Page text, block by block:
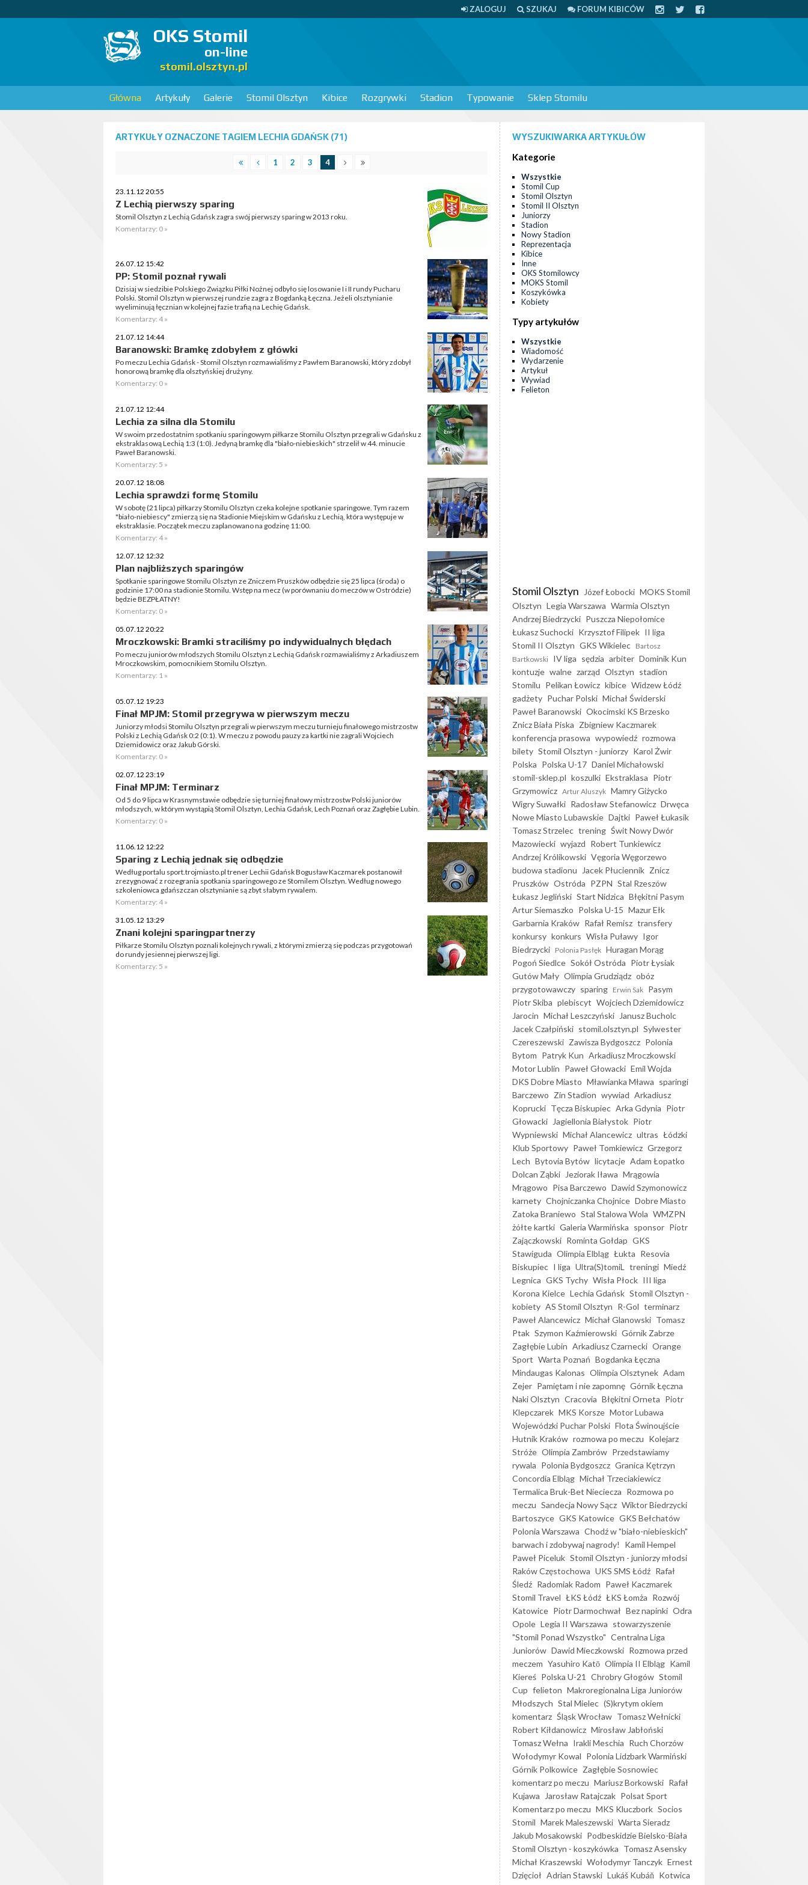
ZALOGUJ SZUKAJ FORUM KIBICÓW
OKS Stomil
on-line
stomil.olsztyn.pl
Główna Artykuły Galerie Stomil Olsztyn Kibice Rozgrywki Stadion Typowanie Sklep Stomilu
ARTYKUŁY OZNACZONE TAGIEM LECHIA GDAŃSK (71)
1 2 3 4
23.11.12 20:55
Z Lechią pierwszy sparing
Stomil Olsztyn z Lechią Gdańsk zagra swój pierwszy sparing w 2013 roku.
Komentarzy: 0 »
26.07.12 15:42
PP: Stomil poznał rywali
Dzisiaj w siedzibie Polskiego Związku Piłki Nożnej odbyło się losowanie I i II rundy Pucharu
Polski. Stomil Olsztyn w pierwszej rundzie zagra z Bogdanką Łęczna. Jeżeli olsztynianie
wyeliminują łęcznian w kolejnej fazie trafią na Lechię Gdańsk.
Komentarzy: 4 »
21.07.12 14:44
Baranowski: Bramkę zdobyłem z główki
Po meczu Lechia Gdańsk - Stomil Olsztyn rozmawialiśmy z Pawłem Baranowski, który zdobył
honorową bramkę dla olsztyńskiej drużyny.
Komentarzy: 0 »
21.07.12 12:44
Lechia za silna dla Stomilu
W swoim przedostatnim spotkaniu sparingowym piłkarze Stomilu Olsztyn przegrali w Gdańsku z
ekstraklasową Lechią 1:3 (1:0). Jedyną bramkę dla "biało-niebieskich" strzelił w 44. minucie
Paweł Baranowski.
Komentarzy: 5 »
20.07.12 18:08
Lechia sprawdzi formę Stomilu
W sobotę (21 lipca) piłkarzy Stomilu Olsztyn czeka kolejne spotkanie sparingowe. Tym razem
"biało-niebiescy" zmierzą się na Stadionie Miejskim w Gdańsku z Lechią, która występuje w
ekstraklasie. Początek meczu zaplanowano na godzinę 11:00.
Komentarzy: 4 »
12.07.12 12:32
Plan najbliższych sparingów
Spotkanie sparingowe Stomilu Olsztyn ze Zniczem Pruszków odbędzie się 25 lipca (środa) o
godzinie 17:00 na stadionie Stomilu. Wstęp na mecz (w porównaniu do meczów w Ostródzie)
będzie BEZPŁATNY!
Komentarzy: 0 »
05.07.12 20:22
Mroczkowski: Bramki straciliśmy po indywidualnych błędach
Po meczu juniorów młodszych Stomilu Olsztyn z Lechią Gdańsk rozmawialiśmy z Arkadiuszem
Mroczkowskim, pomocnikiem Stomilu Olsztyn.
Komentarzy: 1 »
05.07.12 19:23
Finał MPJM: Stomil przegrywa w pierwszym meczu
Juniorzy młodsi Stomilu Olsztyn przegrali w pierwszym meczu turnieju finałowego mistrzostw
Polski z Lechią Gdańsk 0:2 (0:1). W meczu z powodu pauzy za kartki nie zagrali Wojciech
Dziemidowicz oraz Jakub Górski.
Komentarzy: 0 »
02.07.12 23:19
Finał MPJM: Terminarz
Od 5 do 9 lipca w Krasnymstawie odbędzie się turniej finałowy mistrzostw Polski juniorów
młodszych, w którym wystąpią Stomil Olsztyn, Lechia Gdańsk, Lech Poznań oraz Zagłębie Lubin.
Komentarzy: 0 »
11.06.12 12:22
Sparing z Lechią jednak się odbędzie
Według portalu sport.trojmiasto.pl trener Lechii Gdańsk Bogusław Kaczmarek postanowił
zrezygnować z rozegrania spotkania sparingowego ze Stomilem Olsztyn. Według nowego
szkoleniowca gdańszczan olsztynianie są zbyt słabym rywalem.
Komentarzy: 4 »
31.05.12 13:29
Znani kolejni sparingpartnerzy
Piłkarze Stomilu Olsztyn poznali kolejnych rywali, z którymi zmierzą się podczas przygotowań
do rundy jesiennej pierwszej ligi.
Komentarzy: 5 »
WYSZUKIWARKA ARTYKUŁÓW
Kategorie
Wszystkie
Stomil Cup
Stomil Olsztyn
Stomil II Olsztyn
Juniorzy
Stadion
Nowy Stadion
Reprezentacja
Kibice
Inne
OKS Stomilowcy
MOKS Stomil
Koszykówka
Kobiety
Typy artykułów
Wszystkie
Wiadomość
Wydarzenie
Artykuł
Wywiad
Felieton
Stomil Olsztyn Józef Łobocki MOKS Stomil
Olsztyn Legia Warszawa Warmia Olsztyn
Andrzej Biedrzycki Puszcza Niepołomice
Łukasz Suchocki Krzysztof Filipek II liga
Stomil II Olsztyn GKS Wikielec Bartosz
Bartkowski IV liga sędzia arbiter Dominik Kun
kontuzje walne zarząd Olsztyn stadion
Stomilu Pelikan Łowicz kibice Widzew Łódź
gadżety Puchar Polski Michał Świderski
Paweł Baranowski Okocimski KS Brzesko
Znicz Biała Piska Zbigniew Kaczmarek
konferencja prasowa wypowiedź rozmowa
bilety Stomil Olsztyn - juniorzy Karol Żwir
Polska Polska U-17 Daniel Michałowski
stomil-sklep.pl koszulki Ekstraklasa Piotr
Grzymowicz Artur Aluszyk Mamry Giżycko
Wigry Suwałki Radosław Stefanowicz Drwęca
Nowe Miasto Lubawskie Dajtki Paweł Łukasik
Tomasz Strzelec trening Świt Nowy Dwór
Mazowiecki wyjazd Robert Tunkiewicz
Andrzej Królikowski Vęgoria Węgorzewo
budowa stadionu
Jacek Płuciennik Znicz
Pruszków Ostróda PZPN Stal Rzeszów
Łukasz Jegliński Start Nidzica Błękitni Pasym
Artur Siemaszko Polska U-15 Mazur Ełk
Garbarnia Kraków Rafał Remisz transfery
konkursy konkurs Wisła Puławy Igor
Biedrzycki Polonia Pasłęk Huragan Morąg
Pogoń Siedlce Sokół Ostróda Piotr Łysiak
Gutów Mały Olimpia Grudziądz obóz
przygotowawczy sparing Erwin Sak Pasym
Piotr Skiba plebiscyt Wojciech Dziemidowicz
Jarocin Michał Leszczyński
Janusz Bucholc
Jacek Czałpiński stomil.olsztyn.pl Sylwester
Czereszewski Zawisza Bydgoszcz Polonia
Bytom Patryk Kun Arkadiusz Mroczkowski
Motor Lublin Paweł Głowacki Emil Wojda
DKS Dobre Miasto Mławianka Mława sparingi
Barczewo Zin Stadion wywiad Arkadiusz
Koprucki Tęcza Biskupiec Arka Gdynia Piotr
Głowacki
Jagiellonia Białystok Piotr
Wypniewski Michał Alancewicz ultras Łódzki
Klub Sportowy Paweł Tomkiewicz Grzegorz
Lech Bytovia Bytów licytacje Adam Łopatko
Dolcan Ząbki
Jeziorak Iława Mrągowia
Mrągowo Pisa Barczewo Dawid Szymonowicz
karnety Chojniczanka Chojnice Dobre Miasto
Zatoka Braniewo Stal Stalowa Wola WMZPN
żółte kartki Galeria Warmińska sponsor Piotr
Zajączkowski Rominta Gołdap GKS
Stawiguda Olimpia Elbląg Łukta Resovia
Biskupiec I liga Ultra(S)tomiL treningi Miedź
Legnica GKS Tychy Wisła Płock III liga
Korona Kielce Lechia Gdańsk Stomil Olsztyn -
kobiety AS Stomil Olsztyn R-Gol terminarz
Paweł Alancewicz Michał Glanowski Tomasz
Ptak Szymon Kaźmierowski Górnik Zabrze
Zagłębie Lubin Arkadiusz Czarnecki Orange
Sport Warta Poznań Bogdanka Łęczna
Mindaugas Kalonas Olimpia Olsztynek Adam
Zejer Pamiętam i nie zapomnę Górnik Łęczna
Naki Olsztyn Cracovia Błękitni Orneta Piotr
Klepczarek MKS Korsze Motor Lubawa
Wojewódzki Puchar Polski Flota Świnoujście
Hutnik Kraków rozmowa po meczu Kolejarz
Stróże Olimpia Zambrów Przedstawiamy
rywala Polonia Bydgoszcz Granica Kętrzyn
Concordia Elbląg Michał Trzeciakiewicz
Termalica Bruk-Bet Nieciecza Rozmowa po
meczu Sandecja Nowy Sącz Wiktor Biedrzycki
Bartoszyce GKS Katowice GKS Bełchatów
Polonia Warszawa Chodź w "biało-niebieskich"
barwach i zdobywaj nagrody!
Kamil Hempel
Paweł Piceluk Stomil Olsztyn - juniorzy młodsi
Raków Częstochowa UKS SMS Łódź Rafał
Śledź Radomiak Radom Paweł Kaczmarek
Stomil Travel ŁKS Łódź ŁKS Łomża Rozwój
Katowice Piotr Darmochwał Bez napinki Odra
Opole Legia II Warszawa stowarzyszenie
"Stomil Ponad Wszystko" Centralna Liga
Juniorów Dawid Mieczkowski Rozmowa przed
meczem Yasuhiro Katō Olimpia II Elbląg Kamil
Kiereś Polska U-21 Chrobry Głogów Stomil
Cup felieton Makroregionalna Liga Juniorów
Młodszych Stal Mielec (S)krytym okiem
komentarz Śląsk Wrocław Tomasz Wełnicki
Robert Kiłdanowicz Mirosław Jabłoński
Tomasz Wełna Irakli Meschia Ruch Chorzów
Wołodymyr Kowal Polonia Lidzbark Warmiński
Górnik Polkowice Zagłębie Sosnowiec
komentarz po meczu Mariusz Borkowski Rafał
Kujawa
Jarosław Ratajczak Polsat Sport
Komentarz po meczu MKS Kluczbork Socios
Stomil Marek Maleszewski Warta Sieradz
Jakub Mosakowski Podbeskidzie Bielsko-Biała
Stomil Olsztyn - koszykówka Tomasz Asensky
Michał Kraszewski Wołodymyr Tanczyk Ernest
Dzięcioł Adrian Stawski Lukáš Kubáň Kotwica